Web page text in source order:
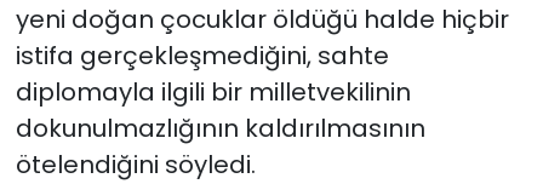
yeni doğan çocuklar öldüğü halde hiçbir
istifa gerçekleşmediğini, sahte
diplomayla ilgili bir milletvekilinin
dokunulmazlığının kaldırılmasının
ötelendiğini söyledi.